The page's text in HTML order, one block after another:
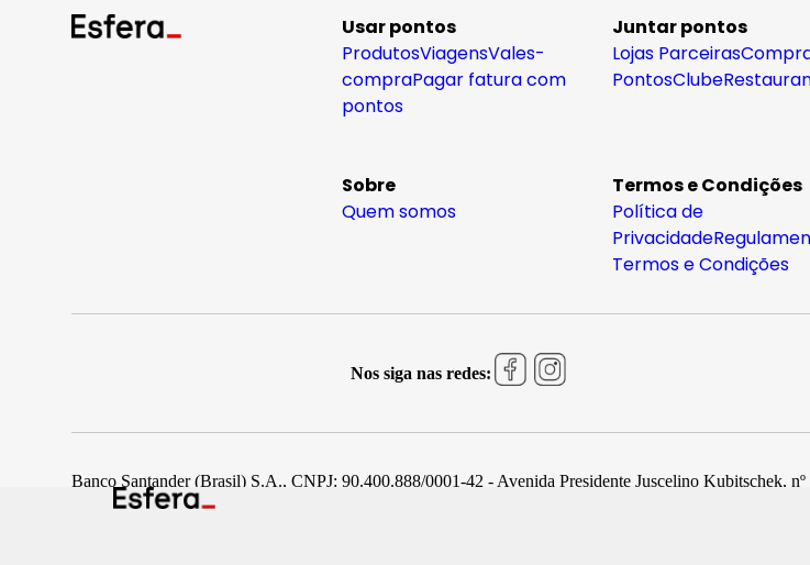
Usar pontos
ProdutosViagensVales-
compraPagar fatura com
pontos
Juntar pontos
Lojas Parceiras
PontosClube
Sobre
Quem somos
Termos e Condições
Política de
Privacidade
Termos e Condições
Nos siga nas redes:
Banco Santander (Brasil) S.A., CNPJ: 90.400.888/0001-42 - Avenida Presidente Juscelino Kubitschek,